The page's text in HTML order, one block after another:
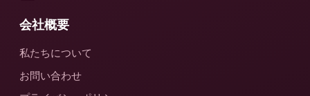
会社概要
私たちについて
お問い合わせ